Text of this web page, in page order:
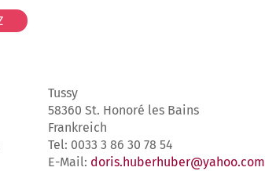
Tussy
58360 St. Honoré les Bains
Frankreich
Tel: 0033 3 86 30 78 54
E-Mail: doris.huberhuber@yahoo.com